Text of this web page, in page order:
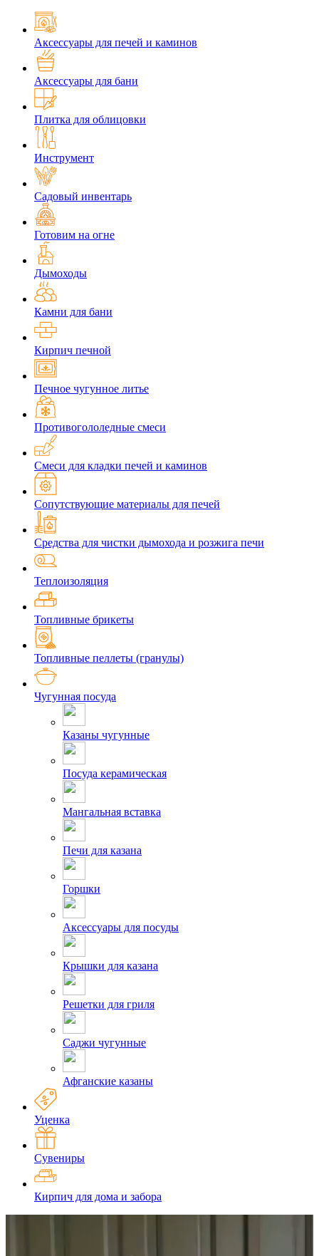
Аксессуары для печей и каминов
Аксессуары для бани
Плитка для облицовки
Инструмент
Садовый инвентарь
Готовим на огне
Дымоходы
Камни для бани
Кирпич печной
Печное чугунное литье
Противогололедные смеси
Смеси для кладки печей и каминов
Сопутствующие материалы для печей
Средства для чистки дымохода и розжига печи
Теплоизоляция
Топливные брикеты
Топливные пеллеты (гранулы)
Чугунная посуда
Казаны чугунные
Посуда керамическая
Мангальная вставка
Печи для казана
Горшки
Аксессуары для посуды
Крышки для казана
Решетки для гриля
Саджи чугунные
Афганские казаны
Уценка
Сувениры
Кирпич для дома и забора